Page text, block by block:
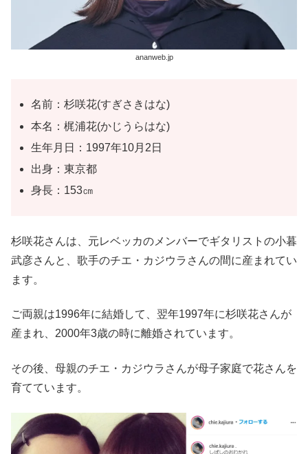
ananweb.jp
名前：杉咲花(すぎさきはな)
本名：梶浦花(かじうらはな)
生年月日：1997年10月2日
出身：東京都
身長：153㎝
杉咲花さんは、元レベッカのメンバーでギタリストの小暮
武彦さんと、歌手のチエ・カジウラさんの間に産まれてい
ます。
ご両親は1996年に結婚して、翌年1997年に杉咲花さんが
産まれ、2000年3歳の時に離婚されています。
その後、母親のチエ・カジウラさんが母子家庭で花さんを
育てています。